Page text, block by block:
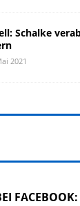
Schalke
2021
FACEBOOK: